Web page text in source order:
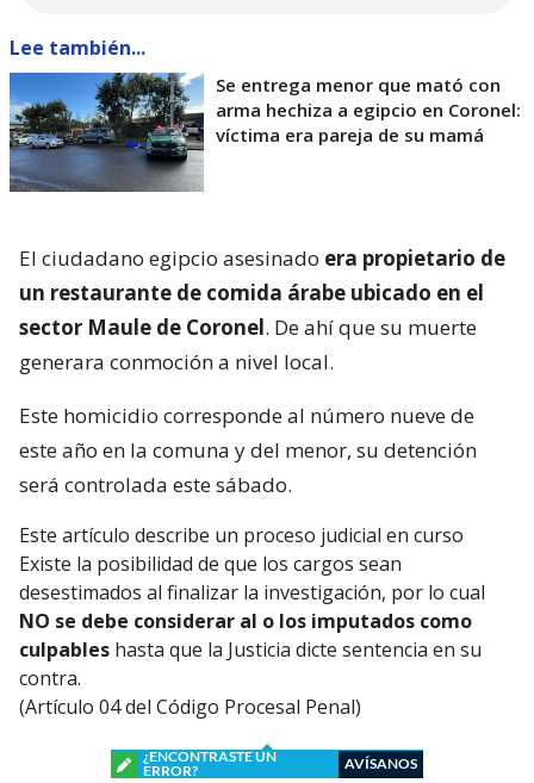
Lee también...
Se entrega menor que mató con
arma hechiza a egipcio en Coronel:
víctima era pareja de su mamá
El ciudadano egipcio asesinado era propietario de
un restaurante de comida árabe ubicado en el
sector Maule de Coronel. De ahí que su muerte
generara conmoción a nivel local.
Este homicidio corresponde al número nueve de
este año en la comuna y del menor, su detención
será controlada este sábado.
Este artículo describe un proceso judicial en curso
Existe la posibilidad de que los cargos sean
desestimados al finalizar la investigación, por lo cual
NO se debe considerar al o los imputados como
culpables hasta que la Justicia dicte sentencia en su
contra.
(Artículo 04 del Código Procesal Penal)
¿ENCONTRASTE UN
ERROR?
AVÍSANOS